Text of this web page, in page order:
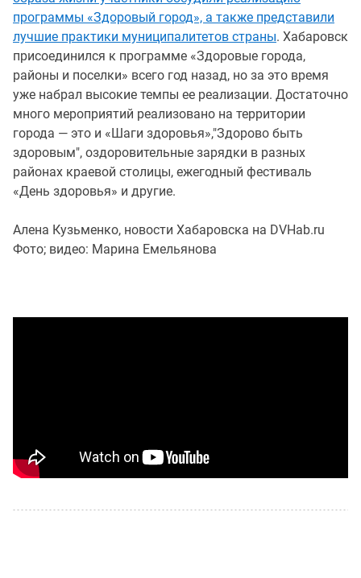
программы «Здоровый город», а также представили
лучшие практики муниципалитетов страны. Хабаровск
присоединился к программе «Здоровые города,
районы и поселки» всего год назад, но за это время
уже набрал высокие темпы ее реализации. Достаточно
много мероприятий реализовано на территории
города — это и «Шаги здоровья»,"Здорово быть
здоровым", оздоровительные зарядки в разных
районах краевой столицы, ежегодный фестиваль
«День здоровья» и другие.
Алена Кузьменко, новости Хабаровска на DVHab.ru
Фото; видео: Марина Емельянова